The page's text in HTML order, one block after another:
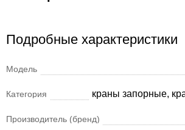
Подробные характеристики
Модель
Категория краны запорные,
Производитель (бренд)